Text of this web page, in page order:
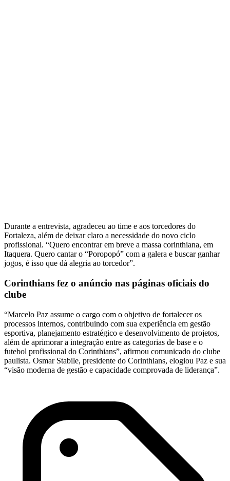
Durante a entrevista, agradeceu ao time e aos torcedores do
Fortaleza, além de deixar claro a necessidade do novo ciclo
profissional. “Quero encontrar em breve a massa corinthiana, em
Itaquera. Quero cantar o “Poropopó” com a galera e buscar ganhar
jogos, é isso que dá alegria ao torcedor”.
Corinthians fez o anúncio nas páginas oficiais do
clube
“Marcelo Paz assume o cargo com o objetivo de fortalecer os
processos internos, contribuindo com sua experiência em gestão
esportiva, planejamento estratégico e desenvolvimento de projetos,
além de aprimorar a integração entre as categorias de base e o
futebol profissional do Corinthians”, afirmou comunicado do clube
paulista. Osmar Stabile, presidente do Corinthians, elogiou Paz e sua
“visão moderna de gestão e capacidade comprovada de liderança”.